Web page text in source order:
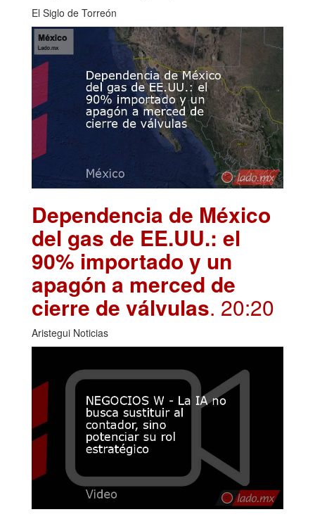
El Siglo de Torreón
Dependencia de México
del gas de EE.UU.: el
90% importado y un
apagón a merced de
cierre de válvulas. 20:20
Aristegui Noticias